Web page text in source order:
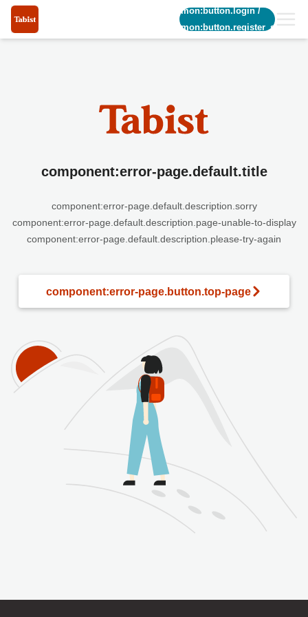
common:button.login/
common:button.register_short
component:error-page.default.title
component:error-page.default.description.sorry
component:error-page.default.description.page-unable-to-display
component:error-page.default.description.please-try-again
component:error-page.button.top-page